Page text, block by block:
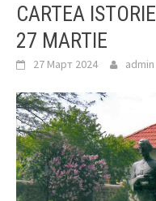
CARTEA
27 MARTIE
27 Март 2024 admin